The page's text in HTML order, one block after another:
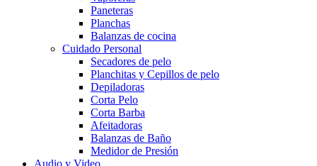
Paneteras
Planchas
Balanzas de cocina
Cuidado Personal
Secadores de pelo
Planchitas y Cepillos de pelo
Depiladoras
Corta Pelo
Corta Barba
Afeitadoras
Balanzas de Baño
Medidor de Presión
Audio y Video